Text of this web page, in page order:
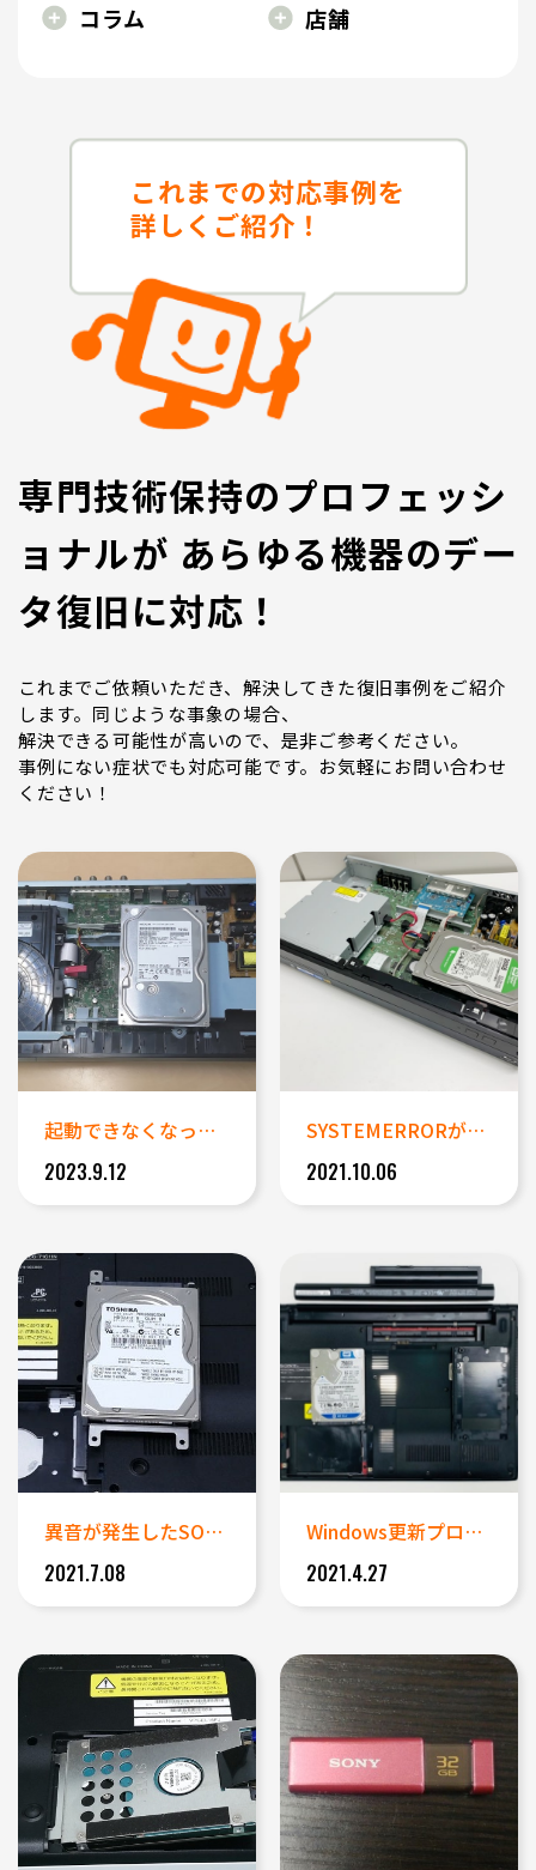
コラム 店舗
これまでの対応事例を
詳しくご紹介！
専門技術保持のプロフェッシ
ョナルが あらゆる機器のデー
タ復旧に対応！
これまでご依頼いただき、解決してきた復旧事例をご紹介
します。同じような事象の場合、
解決できる可能性が高いので、是非ご参考ください。
事例にない症状でも対応可能です。お気軽にお問い合わせ
ください！
起動できなくなったブルーレイレ...
2023.9.12
SYSTEMERRORが発生し...
2021.10.06
異音が発生したSONY製ノート...
2021.7.08
Windows更新プログラムが...
2021.4.27